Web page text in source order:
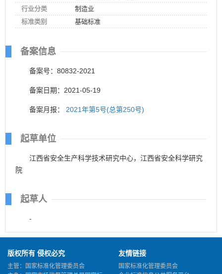
行业分类
制造业
标准类别
基础标准
备案信息
备案号：80832-2021
备案日期：2021-05-19
备案月报： 2021年第5号(总第250号)
起草单位
江西省安全生产科学技术研究中心，江西省安全科学研究
院
起草人
-
版权所有 侵权必究
主管：国家标准化管理委员会
友情链接
国家标准化管理委员会